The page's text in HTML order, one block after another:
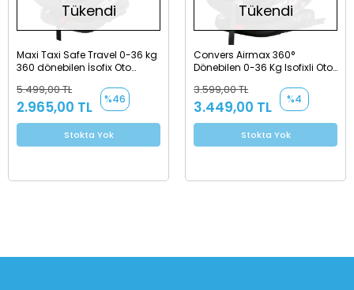
Tükendi
Maxi Taxi Safe Travel 0-36 kg
360 dönebilen İsofix Oto
5.499,00 TL
2.965,00 TL %46
Stokta Yok
Tükendi
Convers Airmax 360°
Dönebilen 0-36 Kg Isofixli Oto
3.599,00 TL
3.449,00 TL %4
Stokta Yok